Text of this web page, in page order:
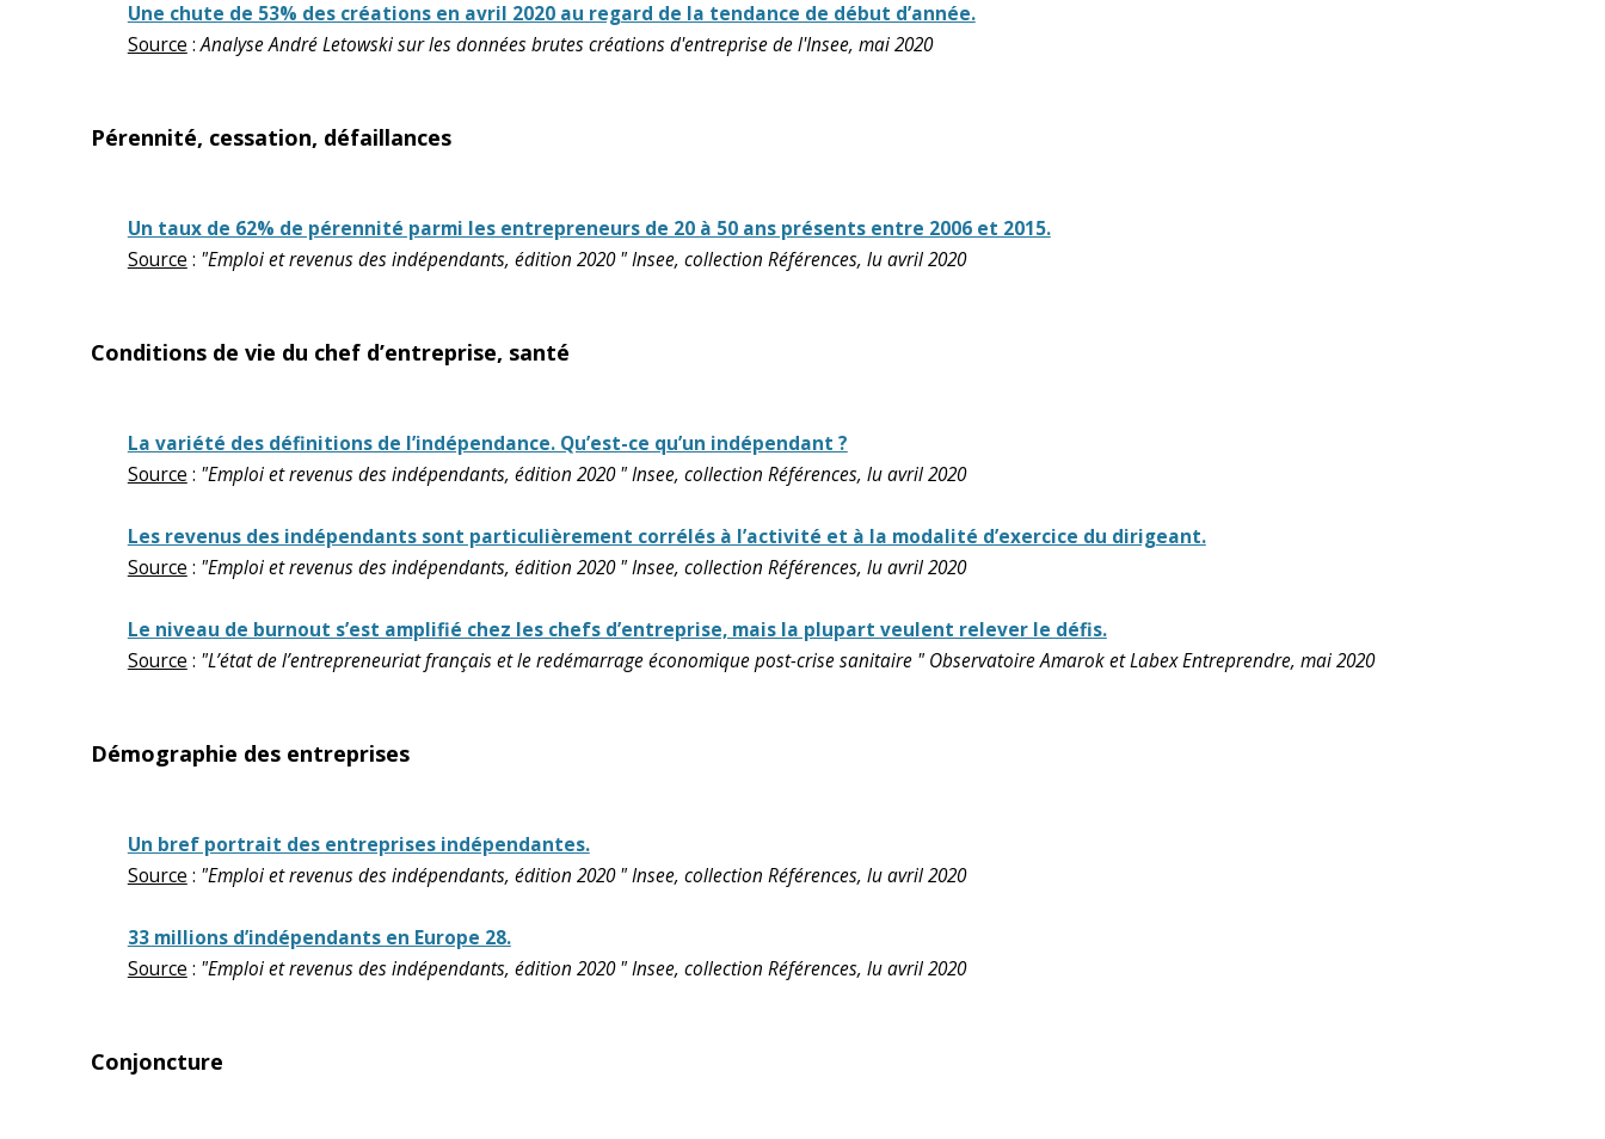
Une chute de 53% des créations en avril 2020 au regard de la tendance de début d’année.
Source :Analyse André Letowski sur les données brutes créations d'entreprise de l'Insee, mai 2020
Pérennité, cessation, défaillances
Un taux de 62% de pérennité parmi les entrepreneurs de 20 à 50 ans présents entre 2006 et 2015.
Source : "Emploi et revenus des indépendants, édition 2020 " Insee, collection Références, lu avril 2020
Conditions de vie du chef d’entreprise, santé
La variété des définitions de l’indépendance. Qu’est-ce qu’un indépendant ?
Source : "Emploi et revenus des indépendants, édition 2020 " Insee, collection Références, lu avril 2020
Les revenus des indépendants sont particulièrement corrélés à l’activité et à la modalité d’exercice du dirigeant.
Source : "Emploi et revenus des indépendants, édition 2020 " Insee, collection Références, lu avril 2020
Le niveau de burnout s’est amplifié chez les chefs d’entreprise, mais la plupart veulent relever le défis.
Source : "L’état de l’entrepreneuriat français et le redémarrage économique post-crise sanitaire " Observatoire Amarok et Labex Entreprendre, mai 2020
Démographie des entreprises
Un bref portrait des entreprises indépendantes.
Source : "Emploi et revenus des indépendants, édition 2020 " Insee, collection Références, lu avril 2020
33 millions d’indépendants en Europe 28.
Source : "Emploi et revenus des indépendants, édition 2020 " Insee, collection Références, lu avril 2020
Conjoncture